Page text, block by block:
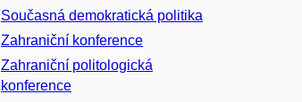
Současná demokratická politika
Zahraniční konference
Zahraniční politologická
konference